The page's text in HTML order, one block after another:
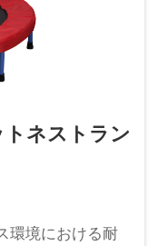
ネストラン
環境における耐